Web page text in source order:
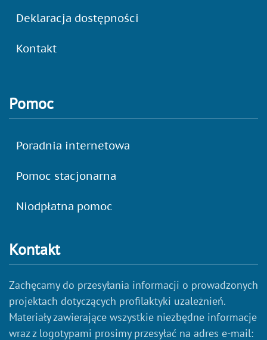
Deklaracja dostępności
Kontakt
Pomoc
Poradnia internetowa
Pomoc stacjonarna
Niodpłatna pomoc
Kontakt
Zachęcamy do przesyłania informacji o prowadzonych
projektach dotyczących profilaktyki uzależnień.
Materiały zawierające wszystkie niezbędne informacje
wraz z logotypami prosimy przesyłać na adres e-mail: